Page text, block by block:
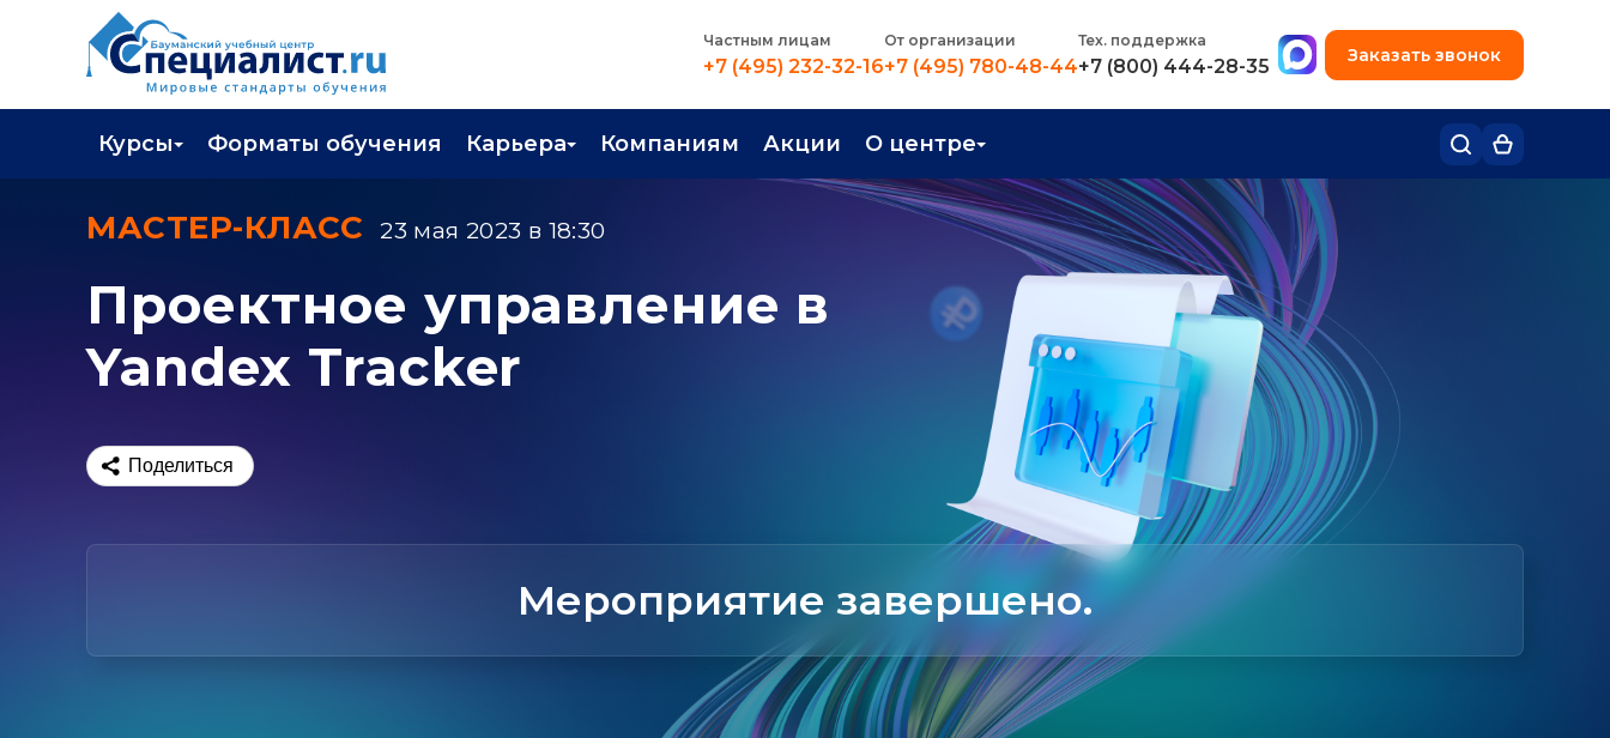
Частным лицам
+7 (495) 232-32-16
От организации
+7 (495) 780-48-44
Тех. поддержка
+7 (800) 444-28-35
+7 (495) 780-48-49
Заказать звонок
Курсы
Профессиональная переподготовка
Экзамены вендоров
Программа лояльности
Форматы обучения Карьера
Трудоустройство
Компаниям Акции О центре
Контакты
О центре
Преподаватели
МАСТЕР-КЛАСС 23 мая 2023 в 18:30
Проектное управление в
Yandex Tracker
Поделиться
Мероприятие завершено.